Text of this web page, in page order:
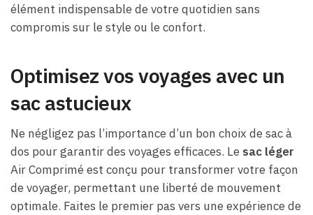
élément indispensable de votre quotidien sans
compromis sur le style ou le confort.
Optimisez vos voyages avec un
sac astucieux
Ne négligez pas l’importance d’un bon choix de sac à
dos pour garantir des voyages efficaces. Le sac léger
Air Comprimé est conçu pour transformer votre façon
de voyager, permettant une liberté de mouvement
optimale. Faites le premier pas vers une expérience de